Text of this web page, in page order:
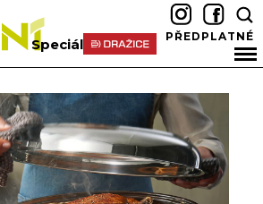
Speciál PŘEDPLATNÉ